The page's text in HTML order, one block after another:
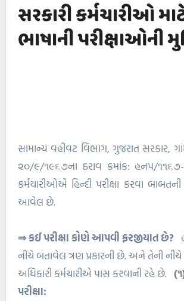
સરકારી કર્મચારીઓ
ભાષાની પરીક્ષાઓની
સામાન્ય વહીવટ વિભાગ, ગુજરાત સરકાર,
૨૦/૯/૧૯૬૭ના ઠરાવ ક્રમાંક: હનપ/
કર્મચારીઓએ હિન્દી પરીક્ષા કરવા
આવેલ છે.
⇒ કઈ પરીક્ષા કોણે આપવી ફરજીયાત છે?
નીચે બતાવેલ ત્રણ પ્રકારની છે. અને તેની નીચે
અધિકારી કર્મચારીએ પાસ કરવાની રહે છે.
પરીક્ષા: